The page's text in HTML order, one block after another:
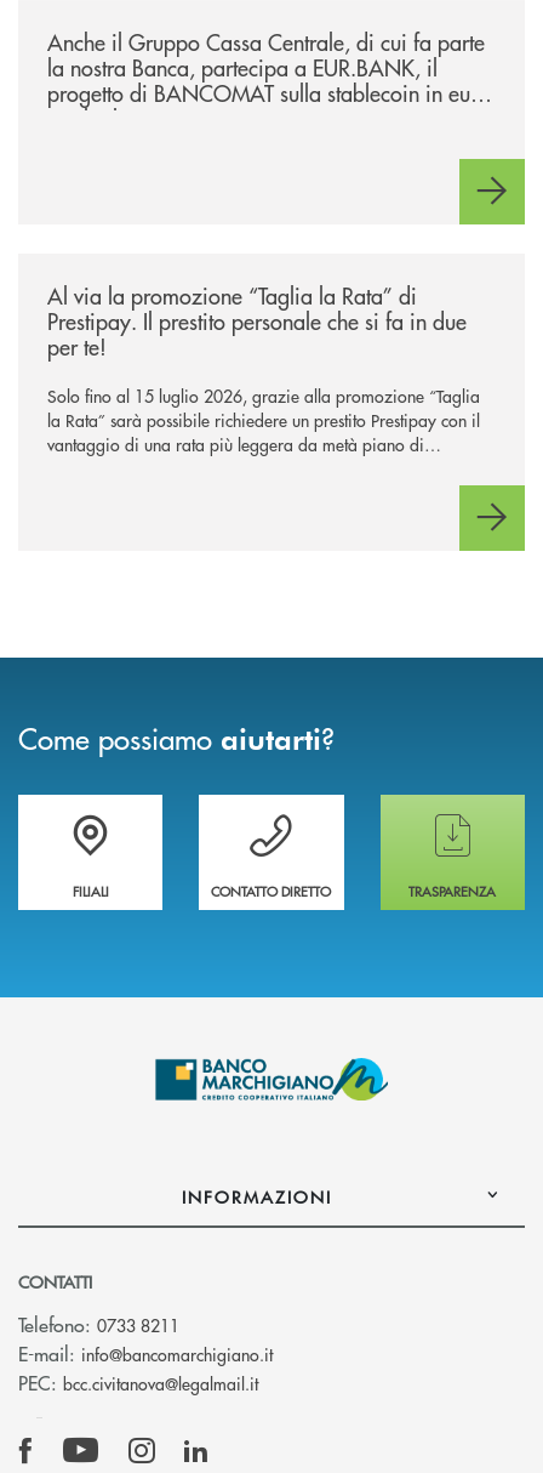
Anche il Gruppo Cassa Centrale, di cui fa parte
la nostra Banca, partecipa a EUR.BANK, il
progetto di BANCOMAT sulla stablecoin in euro
e sul relativo ecosistema
Al via la promozione “Taglia la Rata” di
Prestipay. Il prestito personale che si fa in due
per te!
Solo fino al 15 luglio 2026, grazie alla promozione “Taglia
la Rata” sarà possibile richiedere un prestito Prestipay con il
vantaggio di una rata più leggera da metà piano di
Come possiamo aiutarti?
Trova la filiale più vicina a te
FILIALI
Hai bisogno di assistenza immediata ?
CONTATTO DIRETTO
Hai bisogno di
TRASPARENZA
INFORMAZIONI
CONTATTI
Telefono: 0733 8211
E-mail: info@bancomarchigiano.it(si apre l’app di posta
PEC: bcc.civitanova@legalmail.it(si apre l’app di posta elettronica)